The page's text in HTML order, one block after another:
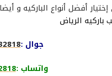
أفضل أنواع الباركيه و
باركيه الرياض
جوال :
واتساب :